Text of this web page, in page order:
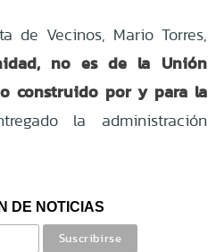
de Vecinos, Mario Torres,
no es de la Unión
construido por y para la
la administración
DE NOTICIAS